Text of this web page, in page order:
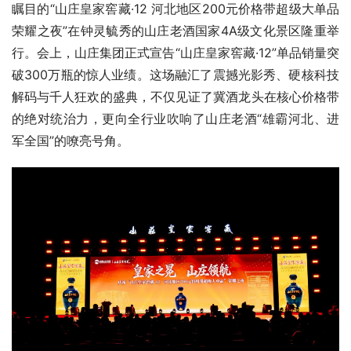
瞩目的“山庄皇家窖藏·12 河北地区200元价格带超级大单品
荣耀之夜”在钟灵毓秀的山庄老酒国家4A级文化景区隆重举
行。会上，山庄集团正式宣告“山庄皇家窖藏·12”单品销量突
破300万瓶的惊人业绩。这场融汇了震撼光影秀、硬核科技
解码与千人狂欢的盛典，不仅见证了冀酒龙头在核心价格带
的绝对统治力，更向全行业吹响了山庄老酒“雄霸河北、进
军全国”的嘹亮号角。